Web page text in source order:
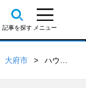
大府市 ハウスドゥ 大府 株式会社エネチタ